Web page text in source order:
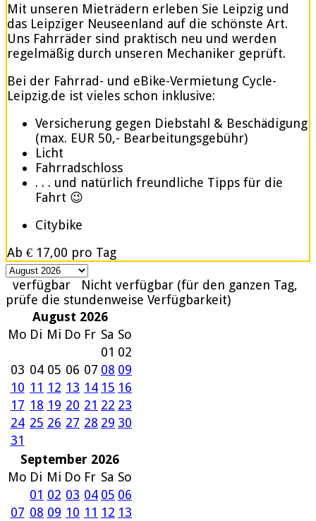
Mit unseren Mieträdern erleben Sie Leipzig und
das Leipziger Neuseenland auf die schönste Art.
Uns Fahrräder sind praktisch neu und werden
regelmäßig durch unseren Mechaniker geprüft.
Bei der Fahrrad- und eBike-Vermietung Cycle-
Leipzig.de ist vieles schon inklusive:
Versicherung gegen Diebstahl & Beschädigung
(max. EUR 50,- Bearbeitungsgebühr)
Licht
Fahrradschloss
. . . und natürlich freundliche Tipps für die
Fahrt 😉
Citybike
Ab € 17,00 pro Tag
verfügbar
Nicht verfügbar (für den ganzen Tag,
prüfe die stundenweise Verfügbarkeit)
August 2026
Mo Di Mi Do Fr Sa So
01 02
03 04 05 06 07 08 09
10 11 12 13 14 15 16
17 18 19 20 21 22 23
24 25 26 27 28 29 30
31
September 2026
Mo Di Mi Do Fr Sa So
01 02 03 04 05 06
07 08 09 10 11 12 13